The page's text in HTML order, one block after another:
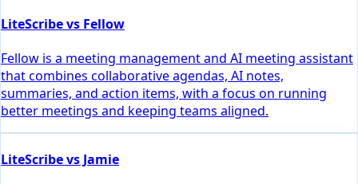
LiteScribe vs Fellow
Fellow is a meeting management and AI meeting assistant
that combines collaborative agendas, AI notes,
summaries, and action items, with a focus on running
better meetings and keeping teams aligned.
LiteScribe vs Jamie